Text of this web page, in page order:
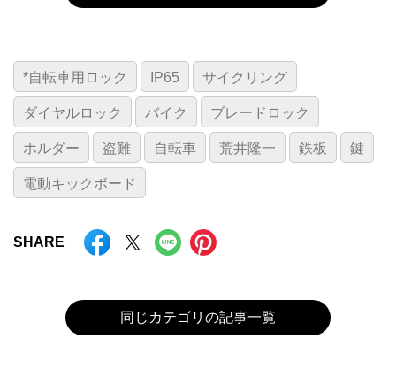
*自転車用ロック IP65 サイクリング
ダイヤルロック バイク ブレードロック
ホルダー 盗難 自転車 荒井隆一 鉄板 鍵
電動キックボード
SHARE
同じカテゴリの記事一覧